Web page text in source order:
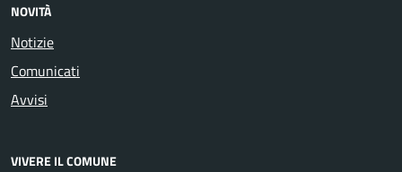
NOVITÀ
Notizie
Comunicati
Avvisi
VIVERE IL COMUNE